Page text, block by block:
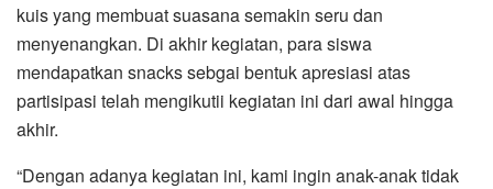
kuis yang membuat suasana semakin seru dan
menyenangkan. Di akhir kegiatan, para siswa
mendapatkan snacks sebgai bentuk apresiasi atas
partisipasi telah mengikutii kegiatan ini dari awal hingga
akhir.
“Dengan adanya kegiatan ini, kami ingin anak-anak tidak